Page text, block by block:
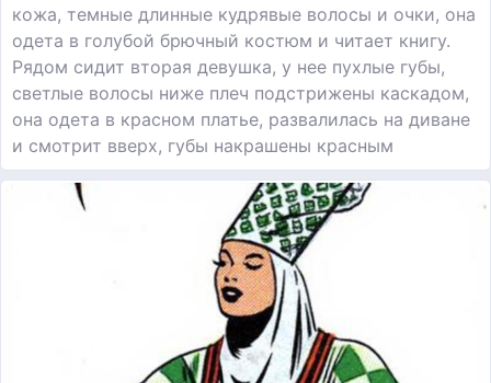
кожа, темные длинные кудрявые волосы и очки, она
одета в голубой брючный костюм и читает книгу.
Рядом сидит вторая девушка, у нее пухлые губы,
светлые волосы ниже плеч подстрижены каскадом,
она одета в красном платье, развалилась на диване
и смотрит вверх, губы накрашены красным